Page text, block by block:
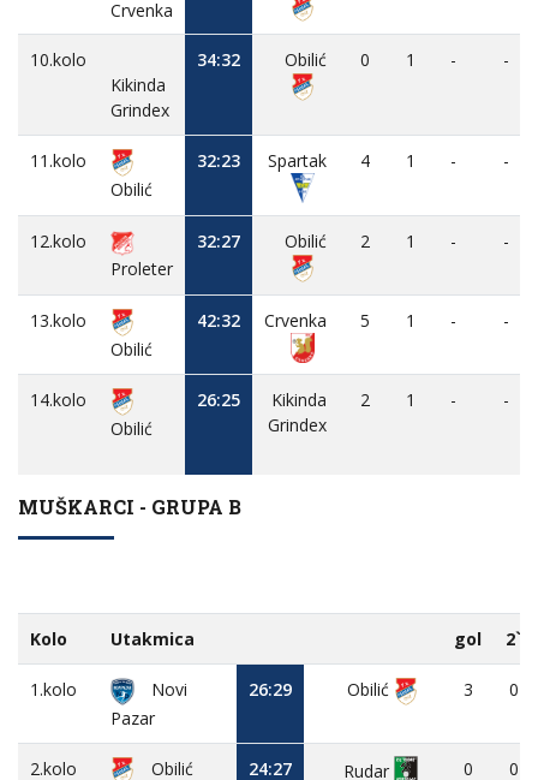
Crvenka
10.kolo
Kikinda
Grindex
34:32 Obilić 0 1 - -
11.kolo
Obilić
32:23 Spartak 4 1 - -
12.kolo
Proleter
32:27 Obilić 2 1 - -
13.kolo
Obilić
42:32 Crvenka 5 1 - -
14.kolo
Obilić
26:25
Kikinda
Grindex
2 1 - -
MUŠKARCI - GRUPA B
Kolo Utakmica gol 2`
1.kolo
Novi
Pazar
26:29 Obilić 3 0
2.kolo Obilić 24:27 Rudar 0 0